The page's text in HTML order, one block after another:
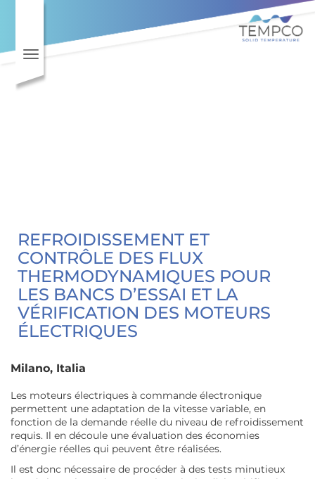
Toggle navigation
REFROIDISSEMENT ET
CONTRÔLE DES FLUX
THERMODYNAMIQUES POUR
LES BANCS D’ESSAI ET LA
VÉRIFICATION DES MOTEURS
ÉLECTRIQUES
Milano, Italia
Les moteurs électriques à commande électronique
permettent une adaptation de la vitesse variable, en
fonction de la demande réelle du niveau de refroidissement
requis. Il en découle une évaluation des économies
d’énergie réelles qui peuvent être réalisées.
Il est donc nécessaire de procéder à des tests minutieux